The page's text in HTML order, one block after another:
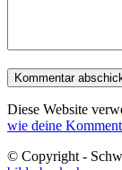
Diese Website
wie deine
© Copyright -